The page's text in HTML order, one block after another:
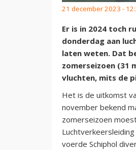
21 december 2023 -
Er is in 2024 toch
donderdag aan
laten weten. Dat
zomerseizoen (31
vluchten, mits de
Het is de uitkomst
november bekend
zomerseizoen
voerde Schiphol